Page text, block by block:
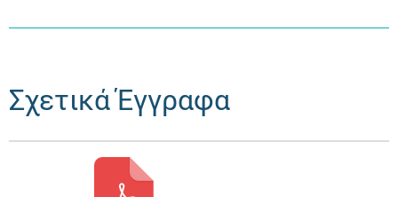
Σχετικά Έγγραφα